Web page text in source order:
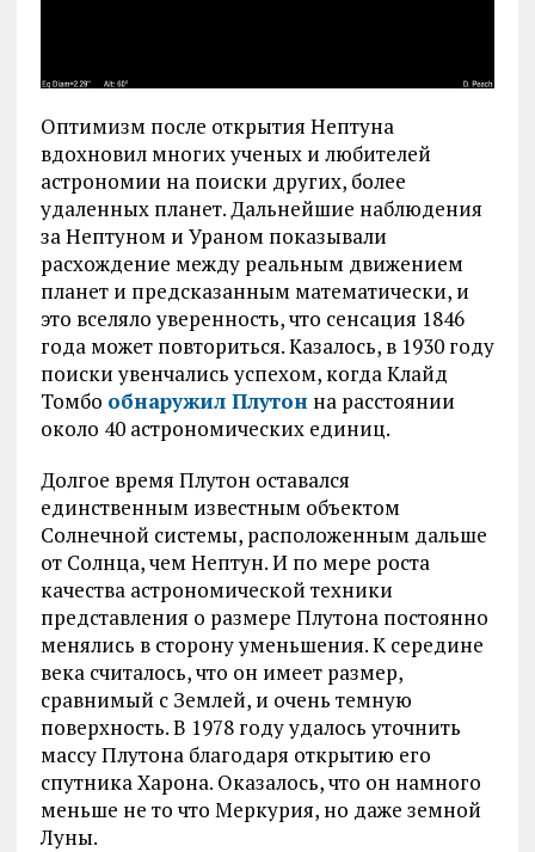
Оптимизм после открытия Нептуна
вдохновил многих ученых и любителей
астрономии на поиски других, более
удаленных планет. Дальнейшие наблюдения
за Нептуном и Ураном показывали
расхождение между реальным движением
планет и предсказанным математически, и
это вселяло уверенность, что сенсация 1846
года может повториться. Казалось, в 1930 году
поиски увенчались успехом, когда Клайд
Томбо обнаружил Плутон на расстоянии
около 40 астрономических единиц.
Долгое время Плутон оставался
единственным известным объектом
Солнечной системы, расположенным дальше
от Солнца, чем Нептун. И по мере роста
качества астрономической техники
представления о размере Плутона постоянно
менялись в сторону уменьшения. К середине
века считалось, что он имеет размер,
сравнимый с Землей, и очень темную
поверхность. В 1978 году удалось уточнить
массу Плутона благодаря открытию его
спутника Харона. Оказалось, что он намного
меньше не то что Меркурия, но даже земной
Луны.